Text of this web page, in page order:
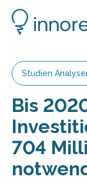
Studien
Bis
704